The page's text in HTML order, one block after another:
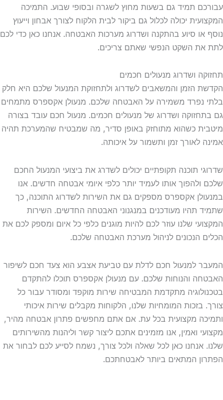
עבורכם תמיד גם בשעות מחוץ לשגרה ובסופי שבוע. התמיכה
המקצועית יכולה לכלול גם ביקור לבית הלקוח לצורך אבחון וייעוץ
נוסף או סיוע בהתקנה ושדרוג מערכות האבטחה. אנחנו כאן כדי לכם
לתת את השקט הנפשי שאתם צריכים.
תחזוקה ושדרוג מנעולים חכמים
הקדשת הזמן והמשאבים לשדרוג ולתחזוקת המנעול שלכם היא חלק
בלתי נפרד משמירה על האבטחה שלכם. מנעולן אקספרס מתמחים
גם בתחזוקה ושדרוג של מנעולים חכמים. מנעול חכם עובד בצורה
מיטבית כשהוא מתוחזק באופן סדיר, מה שמבטיח שהמערכת תהיה
אמינה לאורך זמן ותשמור על איכותה.
שדרוגי תוכנה תקופתיים יכולים לשדרג את ביצועי המנעול החכם
שלכם ולהפוך אותו לעמיד יותר כלפי איומי אבטחה חדשים. אנו
במנעולן אקספרס מספקים גם את השירות לשדרוג התוכנה, כך
שתמיד תהיו מעודכנים במנגנוני האבטחה החדשים. השירות
המקצועי שלנו עוזר לכם להיות מוגנים כלפי כל איום ומספק לכם את
הכלים הנכונים לניהול מערכת האבטחה שלכם.
המעבר למנעול חכם לדלת עם טביעת אצבע הוא צעד חכם לשיפור
האבטחה והנוחות שלכם. עם מנעולן אקספרס תוכלו להתקדם
בטכנולוגיה מתקדמת המבטיחה שירות מוקפד ומסודר עבור כל
צורך. בזכות המומחיות שלנו, הלקוחות מקבלים שירות איכותי
ותמיכה מקצועית בכל עת. אם אתם מחפשים פתרון אבטחה מהיר,
מקצועי ואמין, אנו מזמינים אתכם ליצור קשר וליהנות מהשירותים
שלנו. אנחנו כאן לכל שאלה ולכל צורך, נשמח לסייע לכם לבחור את
הפתרון המתאים ביותר לאבטחתכם.